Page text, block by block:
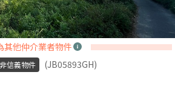
其他仲介業者物件
非信義物件
(JB05893GH)